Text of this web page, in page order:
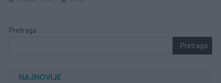
Pretraga
Pretraga
NAJNOVIJE